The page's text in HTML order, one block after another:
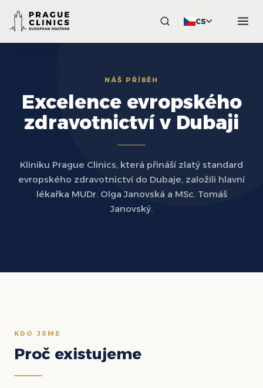
CS
NÁŠ PŘÍBĚH
Excelence evropského
zdravotnictví v Dubaji
Kliniku Prague Clinics, která přináší zlatý standard
evropského zdravotnictví do Dubaje, založili hlavní
lékařka MUDr. Olga Janovská a MSc. Tomáš
Janovský.
KDO JSME
Proč existujeme